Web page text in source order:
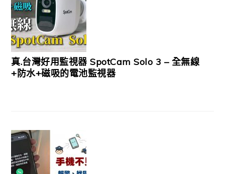
真.台灣好用監視器 SpotCam Solo 3 – 全無線
+防水+磁吸的電池監視器